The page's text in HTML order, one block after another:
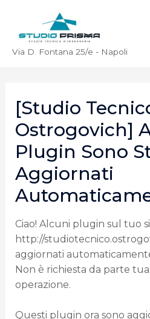
Via D. Fontana 25/e - Napoli
[Studio
Ostrogovich]
Plugin Sono
Aggiornati
Ciao! Alcuni plugin sul tuo
http://
aggiornati
Non è richiesta da parte
operazione.
Questi plugin ora sono